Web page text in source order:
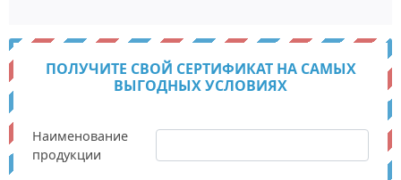
ПОЛУЧИТЕ СВОЙ СЕРТИФИКАТ НА САМЫХ
ВЫГОДНЫХ УСЛОВИЯХ
Наименование
продукции